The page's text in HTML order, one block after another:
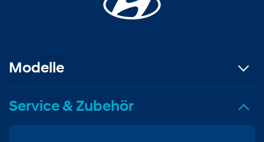
Modelle
Service & Zubehör